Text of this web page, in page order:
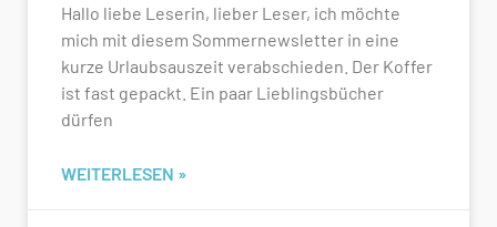
Hallo liebe Leserin, lieber Leser, ich möchte
mich mit diesem Sommernewsletter in eine
kurze Urlaubsauszeit verabschieden. Der Koffer
ist fast gepackt. Ein paar Lieblingsbücher
dürfen
WEITERLESEN »